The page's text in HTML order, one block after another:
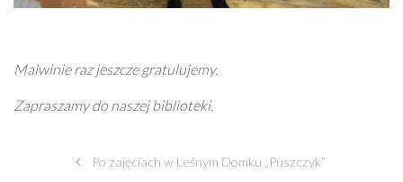
Malwinie raz jeszcze gratulujemy.
Zapraszamy do naszej biblioteki.
Po zajęciach w Leśnym Domku „Puszczyk”